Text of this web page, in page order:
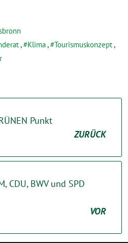
, Klima, Tourismuskonzept,
Punkt
ZURÜCK
CDU, BWV und SPD
VOR